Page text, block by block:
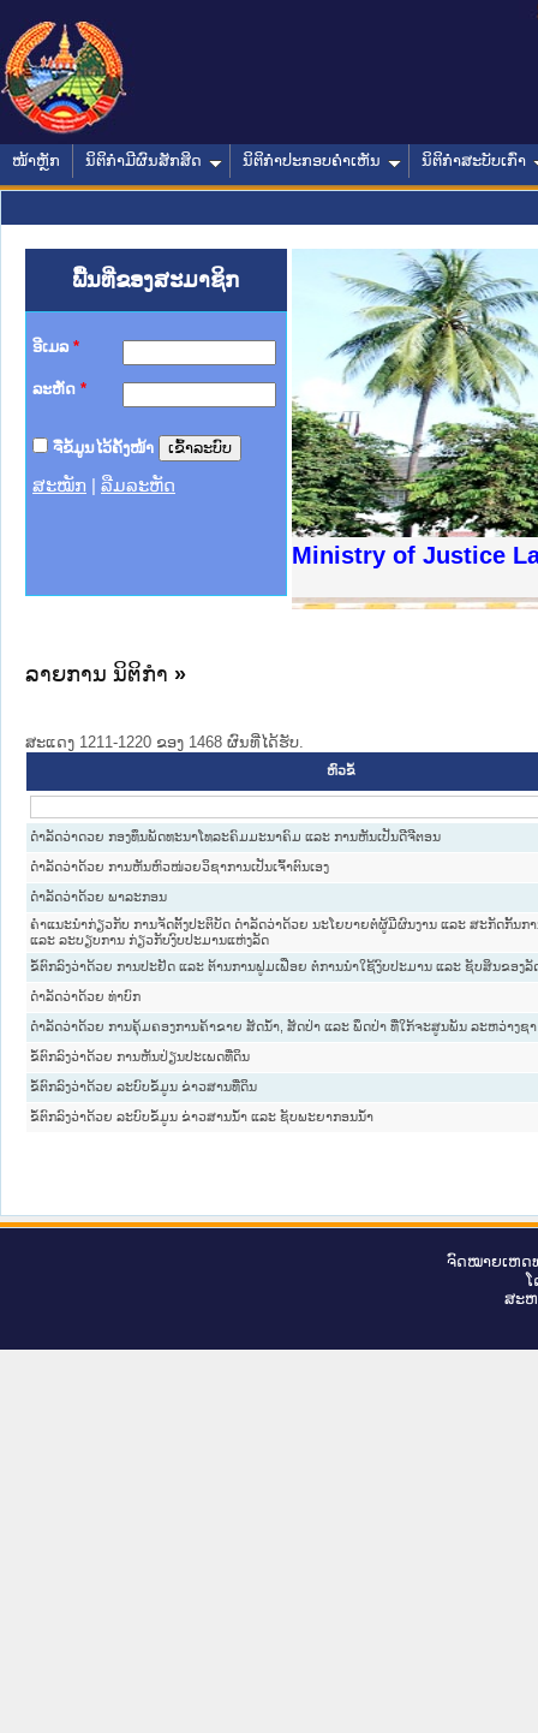
ໜ້າຫຼັກ ນິຕິກໍາມີຜົນສັກສິດ ນິຕິກໍາປະກອບຄໍາເຫັນ ນິຕິກໍາສະບັບເກົ່າ
ພື້ນທີ່ຂອງສະມາຊິກ
ອີເມລ *
ລະຫັດ *
ຈື່ຂໍ້ມູນໄວ້ຄັ້ງໜ້າ
ສະໝັກ ລືມລະຫັດ
Ministry of Justice
າຊົນ ພາກເໜືອ
ການ
ກາງ
ໃຕ້
ຕຳຫຼວດປະຊາຊົນ
ສັນຕິບານປະຊາຊົນ
ກເໜືອ
າຊົນ ພາກກາງ
ລາຍການ ນິຕິກໍາ »
ສະແດງ 1211-1220 ຂອງ 1468 ຜົນທີ່ໄດ້ຮັບ.
ຫົວຂໍ້
ດຳລັດວ່າດວຍ ກອງທຶນພັດທະນາໂທລະຄົມມະນາຄົມ ແລະ ການຫັນເປັນດີຈີຕອນ
ດຳລັດວ່າດ້ວຍ ການຫັນຫົວໜ່ວຍວິຊາການເປັນເຈົ້າຕົນເອງ
ດຳລັດວ່າດ້ວຍ ພາລະກອນ
ຄຳແນະນຳກ່ຽວກັບ ການຈັດຕັ້ງປະຕິບັດ ດຳລັດວ່າດ້ວຍ ນະໂຍບາຍຕໍ່ຜູ້ມີຜົນງານ ແລະ ສະກັດກັ້ນກ
ແລະ ລະບຽບການ ກ່ຽວກັບງົບປະມານແຫ່ງລັດ
ຂໍ້ຕົກລົງວ່າດ້ວຍ ການປະຢັດ ແລະ ຕ້ານການຟູມເຟືອຍ ຕໍ່ການນຳໃຊ້ງົບປະມານ ແລະ ຊັບສິນຂອງລັ
ດຳລັດວ່າດ້ວຍ ທ່າບົກ
ດຳລັດວ່າດ້ວຍ ການຄຸ້ມຄອງການຄ້າຂາຍ ສັດນ້ຳ, ສັດປ່າ ແລະ ພຶດປ່າ ທີ່ໃກ້ຈະສູນພັນ ລະຫວ່າງຊ
ຂໍ້ຕົກລົງວ່າດ້ວຍ ການຫັນປ່ຽນປະເພດທີ່ດິນ
ຂໍ້ຕົກລົງວ່າດ້ວຍ ລະບົບຂໍ້ມູນ ຂ່າວສານທີ່ດິນ
ຂໍ້ຕົກລົງວ່າດ້ວຍ ລະບົບຂໍ້ມູນ ຂ່າວສານນ້ຳ ແລະ ຊັບພະຍາກອນນ້ຳ
ຈົດ​ໝາຍ​ເຫດ​
ສະ​ຫ